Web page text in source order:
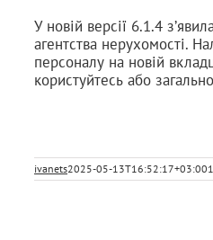
У новій версії 6.1.4
агентства нерухомості.
персоналу на новій
користуйтесь або
ivanets2025-05-13T16:52:17+03:00